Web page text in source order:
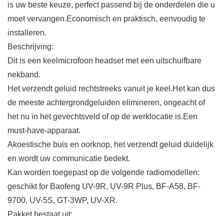
is uw beste keuze, perfect passend bij de onderdelen die u
moet vervangen.Economisch en praktisch, eenvoudig te
installeren.
Beschrijving:
Dit is een keelmicrofoon headset met een uitschuifbare
nekband.
Het verzendt geluid rechtstreeks vanuit je keel.Het kan dus
de meeste achtergrondgeluiden elimineren, ongeacht of
het nu in het gevechtsveld of op de werklocatie is.Een
must-have-apparaat.
Akoestische buis en oorknop, het verzendt geluid duidelijk
en wordt uw communicatie bedekt.
Kan worden toegepast op de volgende radiomodellen:
geschikt for Baofeng UV-9R, UV-9R Plus, BF-A58, BF-
9700, UV-5S, GT-3WP, UV-XR.